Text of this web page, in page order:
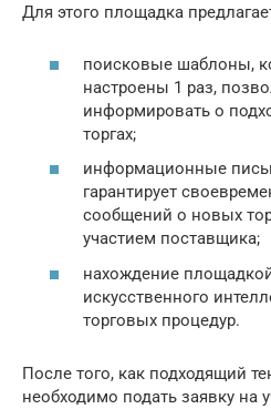
Для этого площадка
поисковые шаблоны,
настроены 1 раз,
информировать о
торгах;
информационные
гарантирует
сообщений о новых
участием поставщика;
нахождение
искусственного
торговых процедур.
После того, как подходящий
необходимо подать заявку на